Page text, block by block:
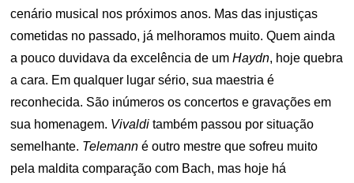
cenário musical nos próximos anos. Mas das injustiças
cometidas no passado, já melhoramos muito. Quem ainda
a pouco duvidava da excelência de umHaydn, hoje quebra
a cara. Em qualquer lugar sério, sua maestria é
reconhecida. São inúmeros os concertos e gravações em
sua homenagem. Vivaldi também passou por situação
semelhante. Telemanné outro mestre que sofreu muito
pela maldita comparação com Bach, mas hoje há